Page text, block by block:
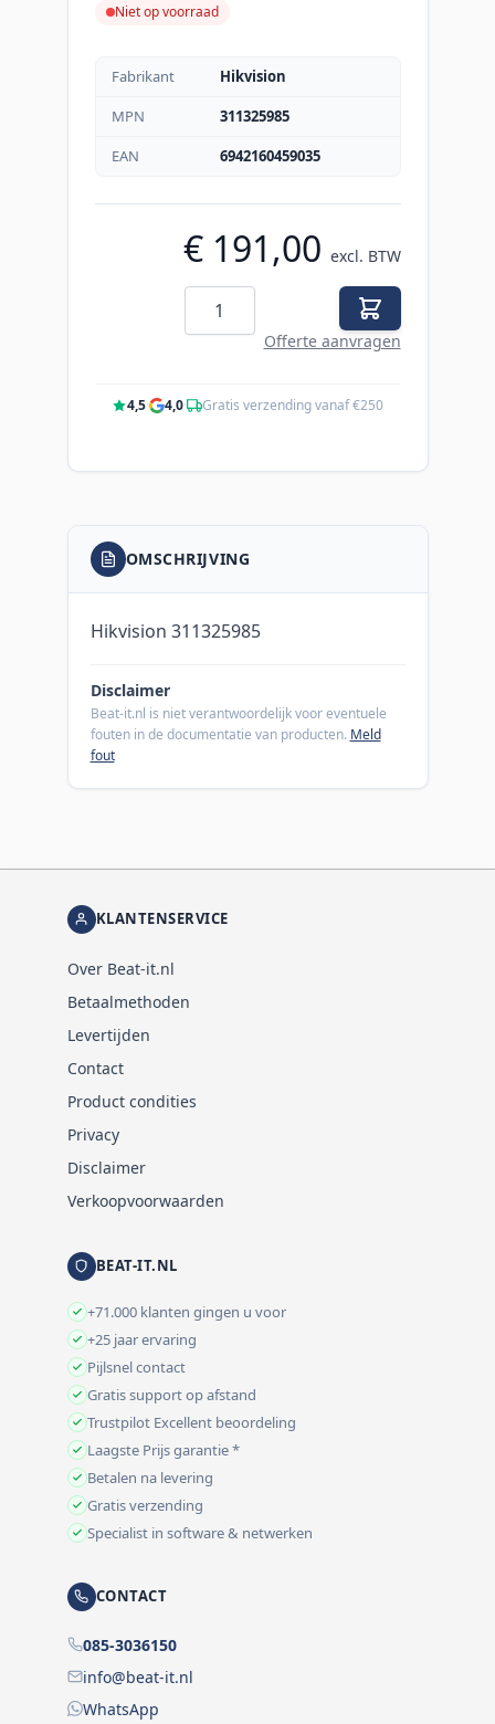
Niet op voorraad
Fabrikant
Hikvision
MPN
311325985
EAN
6942160459035
€ 191,00 excl. BTW
Aantal
Offerte aanvragen
4,5· 4,0· Gratis verzending vanaf €250
OMSCHRIJVING
Hikvision 311325985
Disclaimer
Beat-it.nl is niet verantwoordelijk voor eventuele
fouten in de documentatie van producten. Meld
fout
KLANTENSERVICE
Over Beat-it.nl
Betaalmethoden
Levertijden
Contact
Product condities
Privacy
Disclaimer
Verkoopvoorwaarden
BEAT-IT.NL
+71.000 klanten gingen u voor
+25 jaar ervaring
Pijlsnel contact
Gratis support op afstand
Trustpilot Excellent beoordeling
Laagste Prijs garantie *
Betalen na levering
Gratis verzending
Specialist in software & netwerken
CONTACT
085-3036150
info@beat-it.nl
WhatsApp